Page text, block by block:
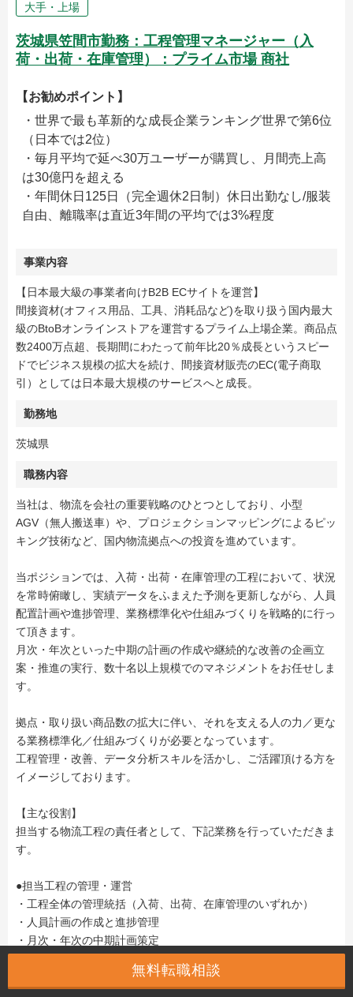
大手・上場
茨城県笠間市勤務：工程管理マネージャー（入
荷・出荷・在庫管理）：プライム市場 商社
【お勧めポイント】
・世界で最も革新的な成長企業ランキング世界で第6位
（日本では2位）
・毎月平均で延べ30万ユーザーが購買し、月間売上高
は30億円を超える
・年間休日125日（完全週休2日制）休日出勤なし/服装
自由、離職率は直近3年間の平均では3%程度
事業内容
【日本最大級の事業者向けB2B ECサイトを運営】
間接資材(オフィス用品、工具、消耗品など)を取り扱う国内最大
級のBtoBオンラインストアを運営するプライム上場企業。商品点
数2400万点超、長期間にわたって前年比20％成長というスピー
ドでビジネス規模の拡大を続け、間接資材販売のEC(電子商取
引）としては日本最大規模のサービスへと成長。
勤務地
茨城県
職務内容
当社は、物流を会社の重要戦略のひとつとしており、小型
AGV（無人搬送車）や、プロジェクションマッピングによるピッ
キング技術など、国内物流拠点への投資を進めています。
当ポジションでは、入荷・出荷・在庫管理の工程において、状況
を常時俯瞰し、実績データをふまえた予測を更新しながら、人員
配置計画や進捗管理、業務標準化や仕組みづくりを戦略的に行っ
て頂きます。
月次・年次といった中期の計画の作成や継続的な改善の企画立
案・推進の実行、数十名以上規模でのマネジメントをお任せしま
す。
拠点・取り扱い商品数の拡大に伴い、それを支える人の力／更な
る業務標準化／仕組みづくりが必要となっています。
工程管理・改善、データ分析スキルを活かし、ご活躍頂ける方を
イメージしております。
【主な役割】
担当する物流工程の責任者として、下記業務を行っていただきま
す。
●担当工程の管理・運営
・工程全体の管理統括（入荷、出荷、在庫管理のいずれか）
・人員計画の作成と進捗管理
・月次・年次の中期計画策定
無料転職相談